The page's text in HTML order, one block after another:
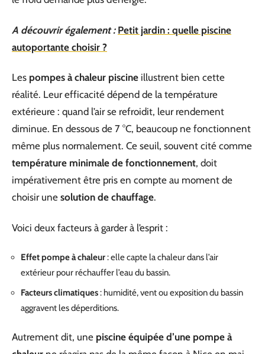
A découvrir également : Petit jardin : quelle piscine
autoportante choisir ?
Les pompes à chaleur piscine illustrent bien cette
réalité. Leur efficacité dépend de la température
extérieure : quand l’air se refroidit, leur rendement
diminue. En dessous de 7 °C, beaucoup ne fonctionnent
même plus normalement. Ce seuil, souvent cité comme
température minimale de fonctionnement, doit
impérativement être pris en compte au moment de
choisir une solution de chauffage.
Voici deux facteurs à garder à l’esprit :
Effet pompe à chaleur: elle capte la chaleur dans l’air
extérieur pour réchauffer l’eau du bassin.
Facteurs climatiques: humidité, vent ou exposition du bassin
aggravent les déperditions.
Autrement dit, une piscine équipée d’une pompe à